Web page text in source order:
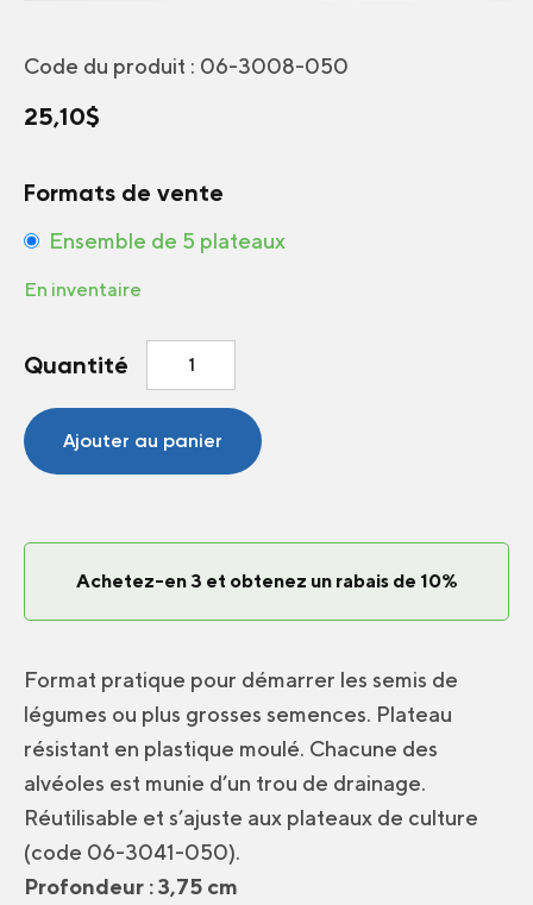
Code du produit : 06-3008-050
25,10$
Formats de vente
Ensemble de 5 plateaux
En inventaire
Quantité
quantité
Plateau
à
Ajouter au panier
Achetez-en 3 et obtenez un rabais de 10%
Format pratique pour démarrer les semis de
légumes ou plus grosses semences. Plateau
résistant en plastique moulé. Chacune des
alvéoles est munie d’un trou de drainage.
Réutilisable et s’ajuste aux plateaux de culture
(code 06-3041-050).
Profondeur : 3,75 cm